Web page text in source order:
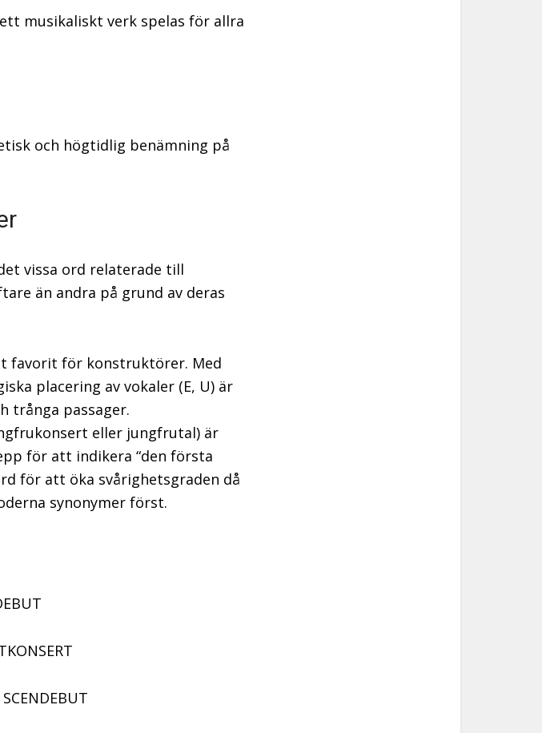
musikaliskt verk spelas för allra
och högtidlig benämning på
vissa ord relaterade till
än andra på grund av deras
favorit för konstruktörer. Med
placering av vokaler (E, U) är
trånga passager.
eller jungfrutal) är
för att indikera “den första
för att öka svårighetsgraden då
synonymer först.